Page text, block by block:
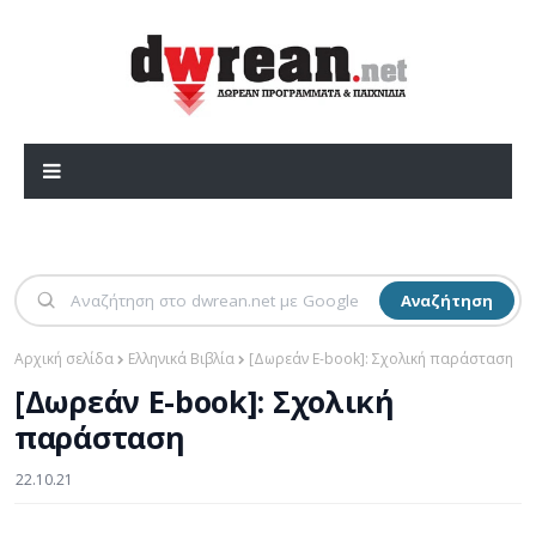
Αναζήτηση
Αρχική σελίδα Ελληνικά Βιβλία [Δωρεάν E-book]: Σχολική παράσταση
[Δωρεάν E-book]: Σχολική
παράσταση
22.10.21